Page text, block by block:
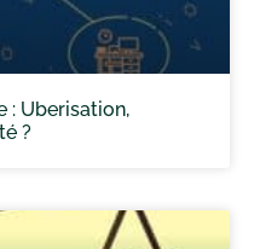
: Uberisation,
?